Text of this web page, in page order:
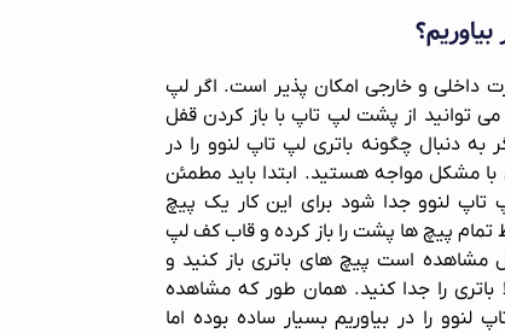
داخلی و خارجی امکان پذیر است. اگر لپ
توانید از پشت لپ تاپ با باز کردن قفل
به دنبال چگونه باتری لپ تاپ لنوو را در
با مشکل مواجه هستید. ابتدا باید مطمئن
لنوو جدا شود برای این کار یک پیچ
پیچ ها پشت را باز کرده و قاب کف لپ
مشاهده است پیچ های باتری باز کنید و
باتری را جدا کنید. همان طور که مشاهده
را در بیاوریم بسیار ساده بوده اما